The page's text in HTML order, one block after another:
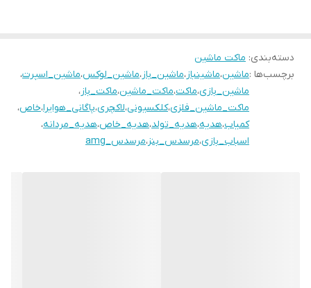
دسته‌بندی: ماکت ماشین
برچسب‌ها :ماشین،ماشینباز،ماشین_باز،ماشین_لوکس،ماشین_اسپرت،
ماشین_بازی،ماکت،ماکت_ماشین،ماکت_باز،
ماکت_ماشین_فلزی،کلکسیونی،لاکچری،پاگانی_هوایرا،خاص،
کمیاب،هدیه،هدیه_تولد،هدیه_خاص،هدیه_مردانه،
اسباب_بازی،مرسدس_بنز،مرسدس_amg